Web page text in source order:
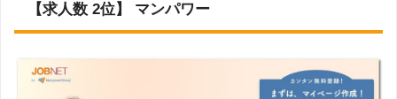
【求人数 2位】 マンパワー